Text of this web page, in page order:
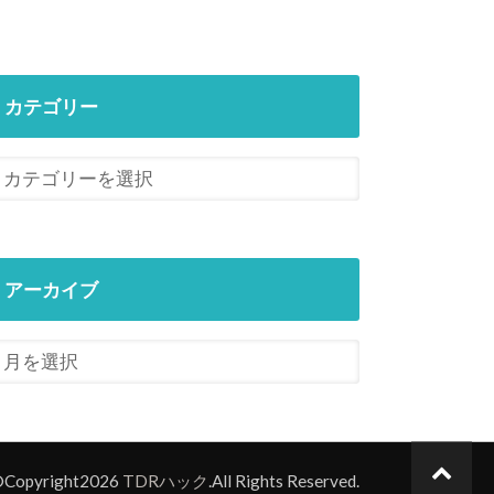
カテゴリー
アーカイブ
TDRハック.All Rights Reserved.